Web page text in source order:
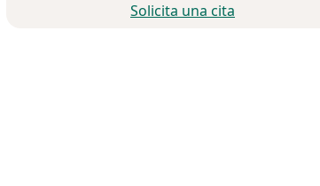
Solicita una cita